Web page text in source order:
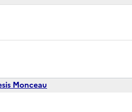
Monceau